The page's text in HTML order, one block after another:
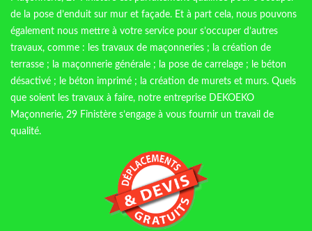
de la pose d’enduit sur mur et façade. Et à part cela, nous pouvons
également nous mettre à votre service pour s’occuper d’autres
travaux, comme : les travaux de maçonneries ; la création de
terrasse ; la maçonnerie générale ; la pose de carrelage ; le béton
désactivé ; le béton imprimé ; la création de murets et murs. Quels
que soient les travaux à faire, notre entreprise DEKOEKO
Maçonnerie, 29 Finistère s’engage à vous fournir un travail de
qualité.